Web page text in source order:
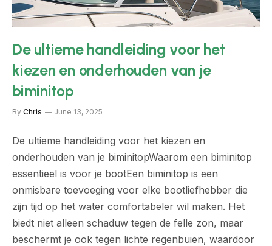
De ultieme handleiding voor het
kiezen en onderhouden van je
biminitop
By Chris June 13, 2025
De ultieme handleiding voor het kiezen en
onderhouden van je biminitopWaarom een biminitop
essentieel is voor je bootEen biminitop is een
onmisbare toevoeging voor elke bootliefhebber die
zijn tijd op het water comfortabeler wil maken. Het
biedt niet alleen schaduw tegen de felle zon, maar
beschermt je ook tegen lichte regenbuien, waardoor